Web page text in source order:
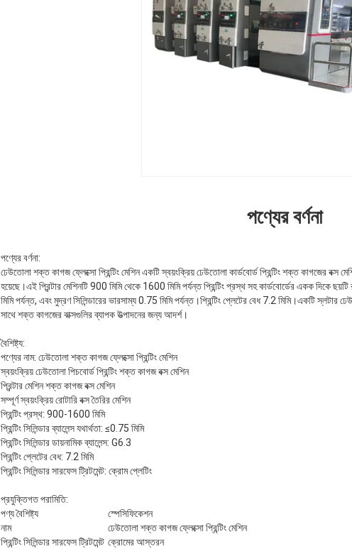
পণ্যের বর্ণনা
পণ্যের বর্ণনা:
ঢেউতোলা শক্ত কাগজ ফ্লেক্সো প্রিন্টিং মেশিন একটি স্বয়ংক্রিয় ঢেউতোলা কার্ডবোর্ড প্রিন্টিং শক্ত কাগজের বক্স
হয়েছে।এই প্রিন্টার মেশিনটি 900 মিমি থেকে 1600 মিমি পর্যন্ত প্রিন্টিং প্রস্থ সহ কার্ডবোর্ডের একক দিকে
মিমি পর্যন্ত, এবং মুদ্রণ সিলিন্ডারের ভারসাম্য 0.75 মিমি পর্যন্ত।প্রিন্টিং প্লেটের বেধ 7.2 মিমি।একটি স্লটার
সাথে শক্ত কাগজের বাক্সগুলির ব্যাপক উত্পাদনের জন্য আদর্শ।
বৈশিষ্ট্য:
পণ্যের নাম: ঢেউতোলা শক্ত কাগজ ফ্লেক্সো প্রিন্টিং মেশিন
স্বয়ংক্রিয় ঢেউতোলা পিচবোর্ড প্রিন্টিং শক্ত কাগজ বক্স মেশিন
প্রিন্টার মেশিন শক্ত কাগজ বক্স মেশিন
সম্পূর্ণ স্বয়ংক্রিয় রোটারি বক্স তৈরির মেশিন
প্রিন্টিং প্রস্থ: 900-1600 মিমি
প্রিন্টিং সিলিন্ডার ব্যালেন্স যথার্থতা: ≤0.75 মিমি
প্রিন্টিং সিলিন্ডার ডায়নামিক ব্যালেন্স: G6.3
প্রিন্টিং প্লেটের বেধ: 7.2 মিমি
প্রিন্টিং সিলিন্ডার সারফেস ট্রিটমেন্ট: ক্রোম প্লেটিং
প্রযুক্তিগত পরামিতি:
পণ্য বৈশিষ্ট্য
স্পেসিফিকেশন
নাম
ঢেউতোলা শক্ত কাগজ ফ্লেক্সো প্রিন্টিং মেশিন
প্রিন্টিং সিলিন্ডার সারফেস ট্রিটমেন্ট ক্রোমের আস্তরন